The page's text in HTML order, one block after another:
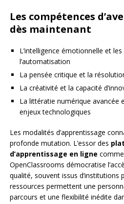
Les compétences
dès maintenant
L’intelligence émotionnelle et
l’automatisation
La pensée critique et la
La créativité et la capacité
La littératie numérique avancée
enjeux technologiques
Les modalités d’apprentissage
profonde mutation. L’essor des
d’apprentissage en ligne
OpenClassrooms démocratise
qualité, souvent issus d’institutions
ressources permettent une
parcours et une flexibilité inédite